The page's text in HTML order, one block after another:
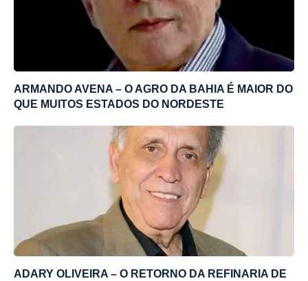
ARMANDO AVENA – O AGRO DA BAHIA É MAIOR DO
QUE MUITOS ESTADOS DO NORDESTE
ADARY OLIVEIRA – O RETORNO DA REFINARIA DE